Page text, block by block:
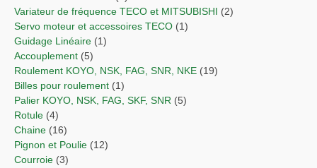
Variateur de fréquence TECO et MITSUBISHI (2)
Servo moteur et accessoires TECO (1)
Guidage Linéaire (1)
Accouplement (5)
Roulement KOYO, NSK, FAG, SNR, NKE (19)
Billes pour roulement (1)
Palier KOYO, NSK, FAG, SKF, SNR (5)
Rotule (4)
Chaine (16)
Pignon et Poulie (12)
Courroie (3)